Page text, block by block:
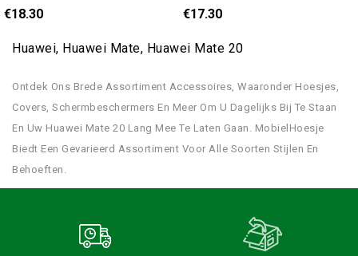
€18.30 €17.30
Huawei, Huawei Mate, Huawei Mate 20
Ontdek Ons Brede Assortiment Accessoires, Waaronder Hoesjes,
Covers, Schermbeschermers En Meer Om U Dagelijks Bij Te Staan
En Uw Huawei Mate 20 Lang Mee Te Laten Gaan. MobielHoesje
Biedt Een Gevarieerd Assortiment Voor Alle Soorten Stijlen En
Behoeften.